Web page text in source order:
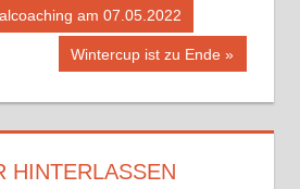
am 07.05.2022
Nächster
Wintercup ist zu Ende
HINTERLASSEN